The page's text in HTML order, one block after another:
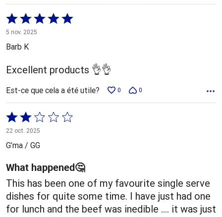
Coté
5 sur
5
5 nov. 2025
Barb K
Excellent products 👌👌
Est-ce que cela a été utile? 0 0
Coté
2 sur
5
22 oct. 2025
G’ma / GG
What happened🤔
This has been one of my favourite single serve
dishes for quite some time. I have just had one
for lunch and the beef was inedible …. it was just